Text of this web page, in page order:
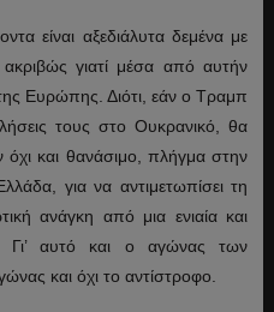
είναι αξεδιάλυτα δεμένα με
γιατί μέσα από αυτήν
Ευρώπης. Διότι, εάν ο Τραμπ
τους στο Ουκρανικό, θα
όχι και θανάσιμο, πλήγμα στην
για να αντιμετωπίσει τη
ανάγκη από μια ενιαία και
Γι’ αυτό και ο αγώνας των
και όχι το αντίστροφο.